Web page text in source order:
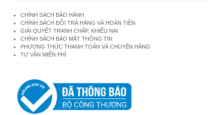
CHÍNH SÁCH BẢO HÀNH
CHÍNH SÁCH ĐỔI TRẢ HÀNG VÀ HOÀN TIỀN
GIẢI QUYẾT TRANH CHẤP, KHIẾU NẠI
CHÍNH SÁCH BẢO MẬT THÔNG TIN
PHƯƠNG THỨC THANH TOÁN VÀ CHUYỂN HÀNG
TƯ VẤN MIỄN PHÍ